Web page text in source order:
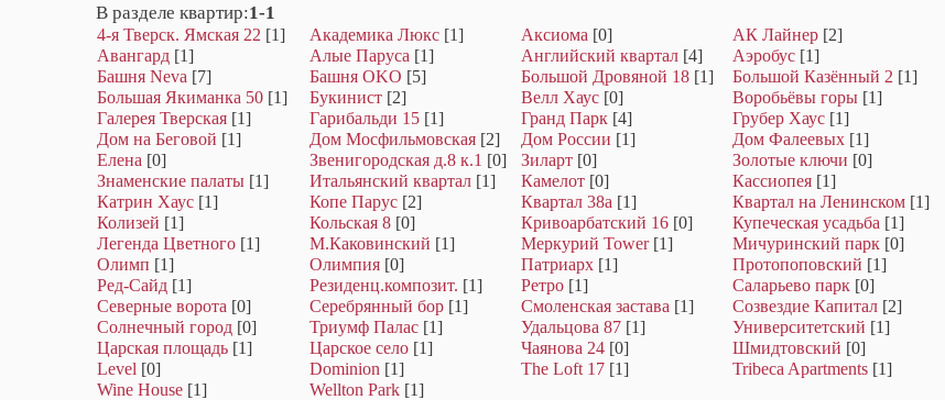
В разделе квартир:1-1
4-я Тверск. Ямская 22 [1] Академика Люкс [1] Аксиома [0] АК Лайнер [2]
Авангард [1] Алые Паруса [1] Английский квартал [4] Аэробус [1]
Башня Neva [7] Башня OKO [5] Большой Дровяной 18 [1] Большой Казённый 2 [1]
Большая Якиманка 50 [1] Букинист [2] Велл Хаус [0] Воробьёвы горы [1]
Галерея Тверская [1] Гарибальди 15 [1] Гранд Парк [4] Грубер Хаус [1]
Дом на Беговой [1] Дом Мосфильмовская [2] Дом России [1] Дом Фалеевых [1]
Елена [0] Звенигородская д.8 к.1 [0] Зиларт [0] Золотые ключи [0]
Знаменские палаты [1] Итальянский квартал [1] Камелот [0] Кассиопея [1]
Катрин Хаус [1] Копе Парус [2] Квартал 38а [1] Квартал на Ленинском [1]
Колизей [1] Кольская 8 [0] Кривоарбатский 16 [0] Купеческая усадьба [1]
Легенда Цветного [1] М.Каковинский [1] Меркурий Tower [1] Мичуринский парк [0]
Олимп [1] Олимпия [0] Патриарх [1] Протопоповский [1]
Ред-Сайд [1] Резиденц.композит. [1] Ретро [1] Саларьево парк [0]
Северные ворота [0] Серебрянный бор [1] Смоленская застава [1] Созвездие Капитал [2]
Солнечный город [0] Триумф Палас [1] Удальцова 87 [1] Университетский [1]
Царская площадь [1] Царское село [1] Чаянова 24 [0] Шмидтовский [0]
Level [0] Dominion [1] The Loft 17 [1] Tribeca Apartments [1]
Wine House [1] Wellton Park [1]